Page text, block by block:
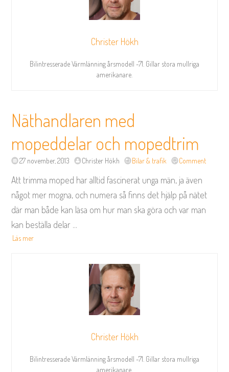
Christer Hökh
Bilintresserade Värmlänning årsmodell -71. Gillar stora mullriga
amerikanare.
Näthandlaren med
mopeddelar och mopedtrim
27 november, 2013 Christer Hökh Bilar & trafik Comment
Att trimma moped har alltid fascinerat unga män, ja även
något mer mogna, och numera så finns det hjälp på nätet
där man både kan läsa om hur man ska göra och var man
kan beställa delar ...
Läs mer
Christer Hökh
Bilintresserade Värmlänning årsmodell -71. Gillar stora mullriga
amerikanare.